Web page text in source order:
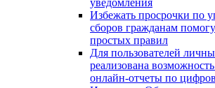
Избежать просрочки по
сборов гражданам
простых правил
Для пользователей
реализована
онлайн-отчеты по